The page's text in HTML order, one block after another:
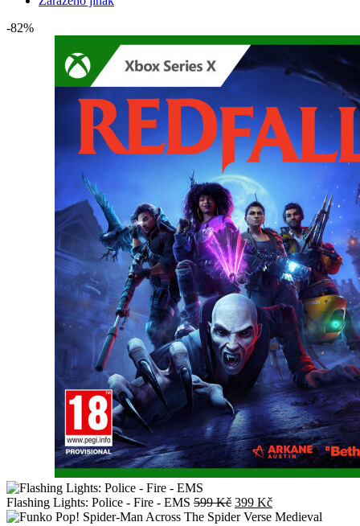
-82%
Flashing Lights: Police - Fire - EMS 599Kč Původní
cena
399 KčAktuální
cena